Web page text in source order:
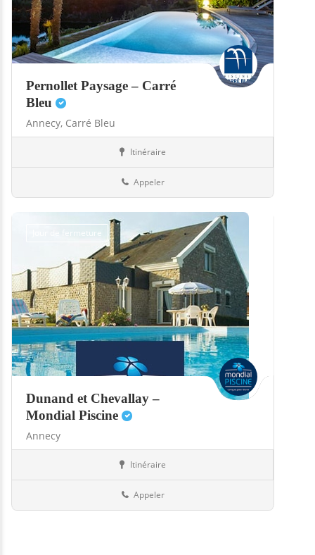
Pernollet Paysage – Carré
Bleu
Annecy, Carré Bleu
Itinéraire
Appeler
Jour de fermeture
Dunand et Chevallay –
Mondial Piscine
Annecy
Itinéraire
Appeler